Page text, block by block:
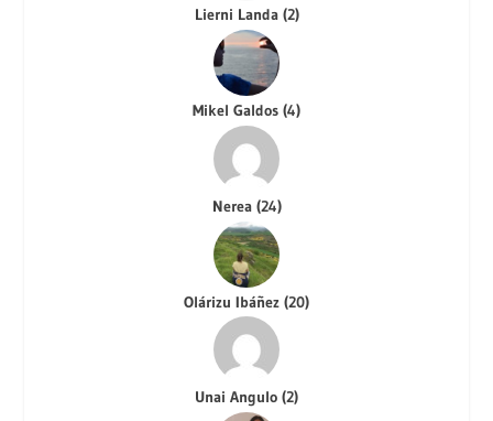
Lierni Landa (2)
Mikel Galdos (4)
Nerea (24)
Olárizu Ibáñez (20)
Unai Angulo (2)